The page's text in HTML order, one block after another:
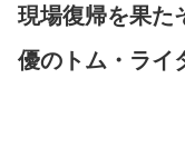
現場復帰を果
優のトム・ライ